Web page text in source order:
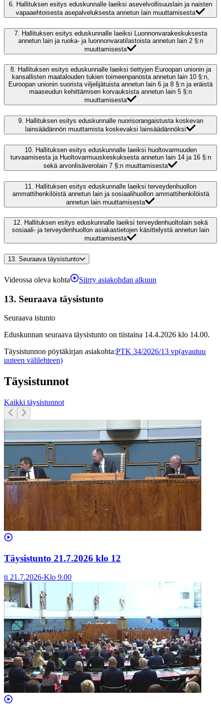
6. Hallituksen esitys eduskunnalle laeiksi asevelvollisuuslain ja naisten
vapaaehtoisesta asepalveluksesta annetun lain muuttamisesta
7.
Hallituksen esitys eduskunnalle laeiksi Luonnonvarakeskuksesta
annetun lain ja ruoka- ja luonnonvaratilastoista annetun lain 2 §:n
muuttamisesta
8. Hallituksen esitys eduskunnalle laeiksi tiettyjen Euroopan unionin ja
kansallisten maatalouden tukien toimeenpanosta annetun lain 10 §:n,
Euroopan unionin suorista viljelijätuista annetun lain 6 ja 8 §:n ja eräistä
maaseudun kehittämisen korvauksista annetun lain 5 §:n
muuttamisesta
9. Hallituksen esitys eduskunnalle nuorisorangaistusta koskevan
lainsäädännön muuttamista koskevaksi lainsäädännöksi
10.
Hallituksen esitys eduskunnalle laeiksi huoltovarmuuden
turvaamisesta ja Huoltovarmuuskeskuksesta annetun lain 14 ja 16 §:n
sekä arvonlisäverolain 7 §:n muuttamisesta
11.
Hallituksen esitys eduskunnalle laeiksi terveydenhuollon
ammattihenkilöistä annetun lain ja sosiaalihuollon ammattihenkilöistä
annetun lain muuttamisesta
12. Hallituksen esitys eduskunnalle laeiksi terveydenhuoltolain sekä
sosiaali- ja terveydenhuollon asiakastietojen käsittelystä annetun lain
muuttamisesta
13. Seuraava täysistunto
Videossa oleva kohta Siirry asiakohdan alkuun
13. Seuraava täysistunto
Seuraava istunto
Eduskunnan seuraava täysistunto on tiistaina 14.4.2026 klo 14.00.
Täysistunnon pöytäkirjan asiakohta:PTK 34/2026/13 vp(avautuu
uuteen välilehteen)
Täysistunnot
Kaikki täysistunnot
Täysistunto 21.7.2026 klo 12
ti 21.7.2026-Klo 9.00